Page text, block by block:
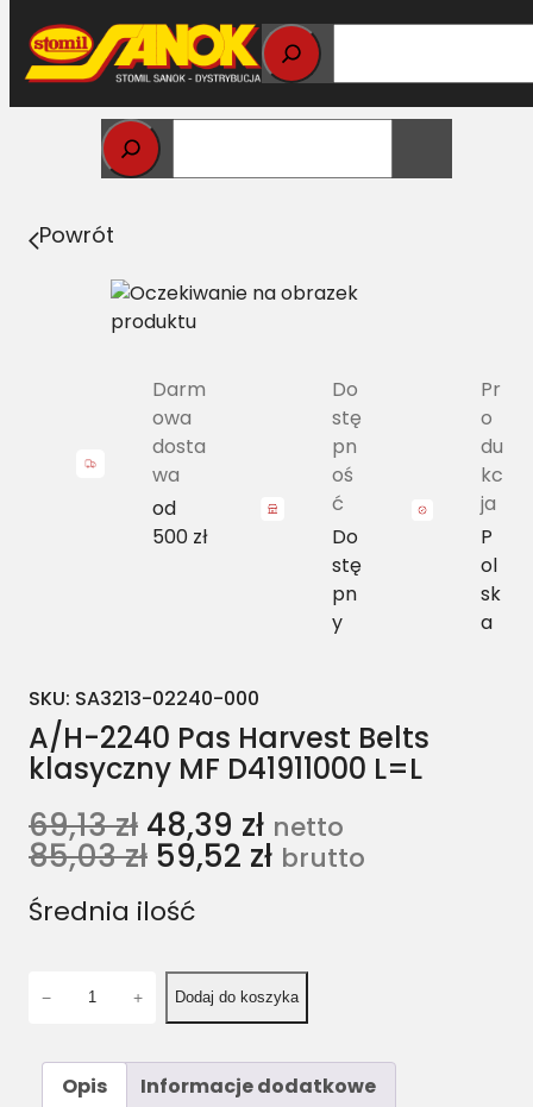
Przejdź
do
treści
Strona główna>
klasyczny MF D41911000 L=L
Powrót
Darm
owa
dosta
wa
od
500 zł
Do
stę
pn
oś
ć
Do
stę
pn
y
Pr
o
du
kc
ja
P
ol
sk
a
SKU: SA3213-02240-000
A/H-2240 Pas Harvest Belts
klasyczny MF D41911000 L=L
69,13zł 48,39 zł netto
85,03zł 59,52 zł brutto
Średnia ilość
− + Dodaj do koszyka
Opis
Informacje dodatkowe